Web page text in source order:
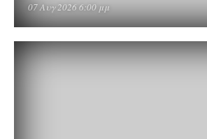
07 Αυγ 2026 6:00 μμ